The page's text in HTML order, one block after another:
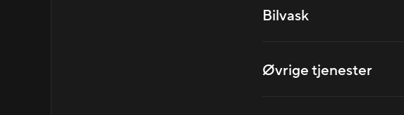
Bilvask
Øvrige tjenester